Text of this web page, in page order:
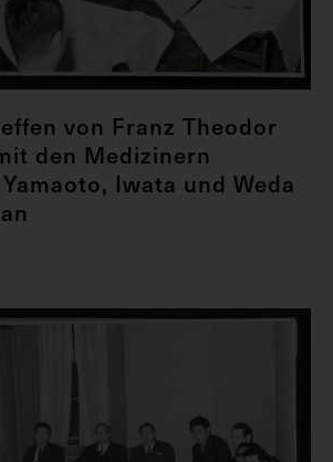
von Franz Theodor
den Medizinern
Iwata und Weda